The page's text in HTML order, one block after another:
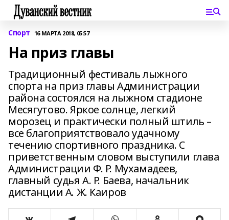
Спорт 16 МАРТА 2018, 05:57
На приз главы
Традиционный фестиваль лыжного
спорта на приз главы Администрации
района состоялся на лыжном стадионе
Месягутово. Яркое солнце, легкий
морозец и практически полный штиль –
все благоприятствовало удачному
течению спортивного праздника. С
приветственным словом выступили глава
Администрации Ф. Р. Мухамадеев,
главный судья А. Р. Баева, начальник
дистанции А. Ж. Каиров